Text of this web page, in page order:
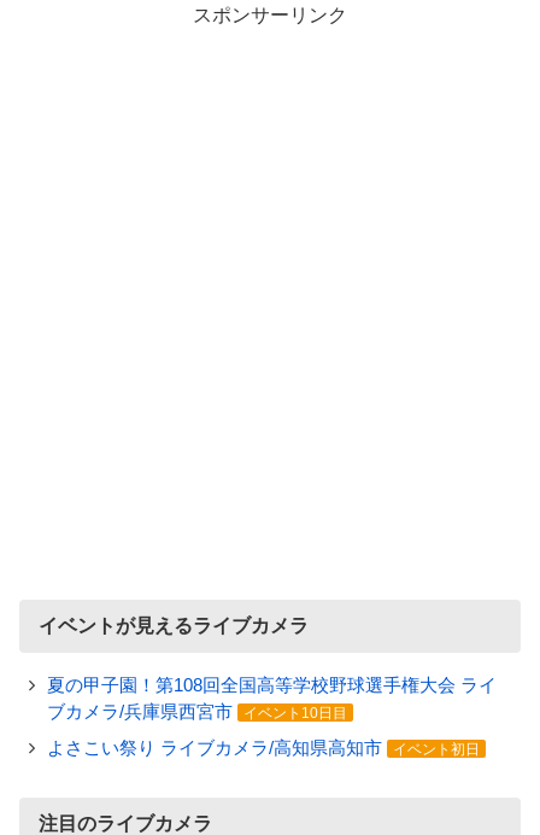
スポンサーリンク
イベントが見えるライブカメラ
夏の甲子園！第108回全国高等学校野球選手権大会 ライ
ブカメラ/兵庫県西宮市
イベント10日目
よさこい祭り ライブカメラ/高知県高知市 イベント初日
注目のライブカメラ